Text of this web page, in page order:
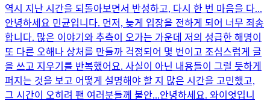
역시 지난 시간을 되돌아보면서 반성하고, 다시 한 번 마음을 다...
안녕하세요 민균입니다. 먼저, 늦게 입장을 전하게 되어 너무 죄송
합니다. 많은 이야기와 추측이 오가는 가운데 저의 성급한 해명이
또 다른 오해나 상처를 만들까 걱정되어 몇 번이고 조심스럽게 글
을 쓰고 지우기를 반복했어요. 사실이 아닌 내용들이 그럴 듯하게
퍼지는 것을 보고 어떻게 설명해야 할 지 많은 시간을 고민했고,
그 시간이 오히려 팬 여러분들께 불안...안녕하세요. 와이엇입니